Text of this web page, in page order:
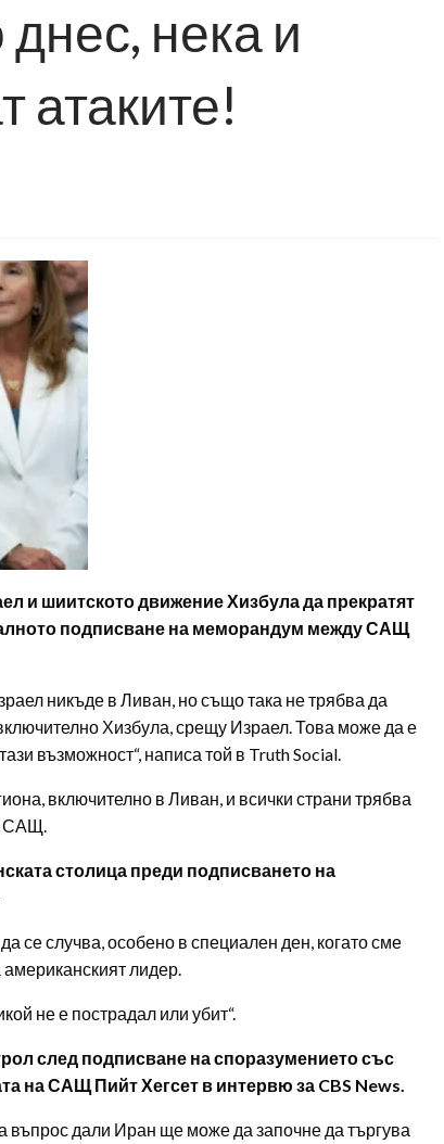
нека и
атаките!
и шиитското движение Хизбула да прекратят
подписване на меморандум между САЩ
никъде в Ливан, но също така не трябва да
Хизбула, срещу Израел. Това може да е
възможност“, написа той в Truth Social.
включително в Ливан, и всички страни трябва
САЩ.
столица преди подписването на
се случва, особено в специален ден, когато сме
лидер.
не е пострадал или убит“.
след подписване на споразумението със
на САЩ Пийт Хегсет в интервю за CBS News.
въпрос дали Иран ще може да започне да търгува